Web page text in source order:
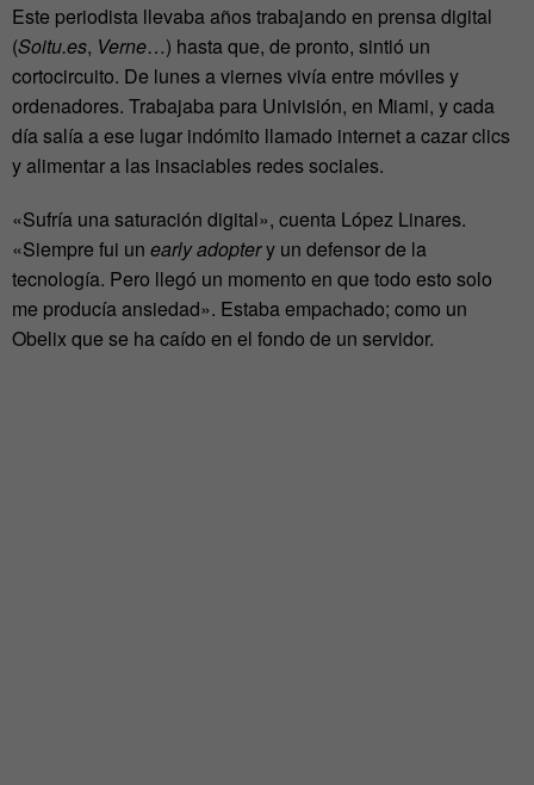
Este periodista llevaba años trabajando en prensa digital
(Soitu.es, Verne…) hasta que, de pronto, sintió un
cortocircuito. De lunes a viernes vivía entre móviles y
ordenadores. Trabajaba para Univisión, en Miami, y cada
día salía a ese lugar indómito llamado internet a cazar clics
y alimentar a las insaciables redes sociales.
«Sufría una saturación digital», cuenta López Linares.
«Siempre fui un early adoptery un defensor de la
tecnología. Pero llegó un momento en que todo esto solo
me producía ansiedad». Estaba empachado; como un
Obelix que se ha caído en el fondo de un servidor.